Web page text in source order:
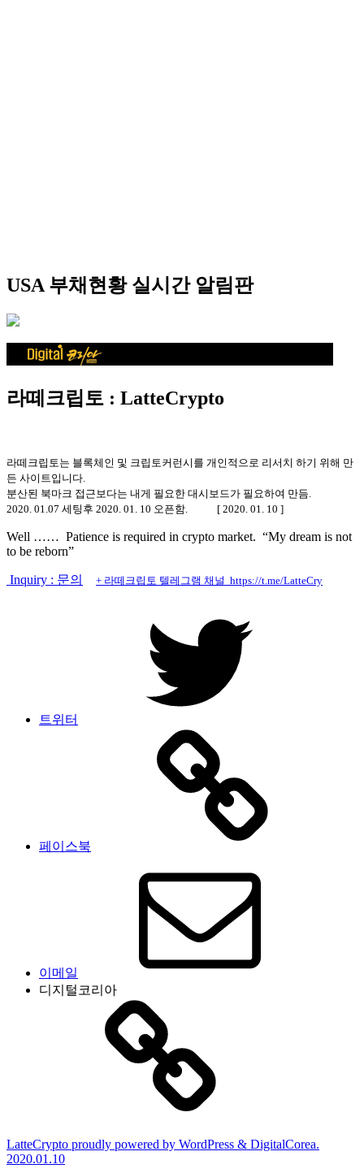
USA 부채현황 실시간 알림판
라떼크립토 : LatteCrypto
라떼크립토는 블록체인 및 크립토커런시를 개인적으로 리서치 하기 위해 만
든 사이트입니다.
분산된 북마크 접근보다는 내게 필요한 대시보드가 필요하여 만듬.
2020. 01.07 세팅후 2020. 01. 10 오픈함. [ 2020. 01. 10 ]
Well …… Patience is required in crypto market. “My dream is not
to be reborn”
Inquiry : 문의 + 라떼크립토 텔레그램 채널 https://t.me/LatteCry
트위터
페이스북
이메일
디지털코리아
LatteCrypto proudly powered by WordPress & DigitalCorea.
2020.01.10